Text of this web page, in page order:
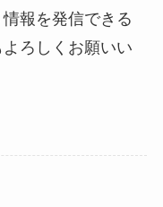
報を発信できる
ろしくお願いい